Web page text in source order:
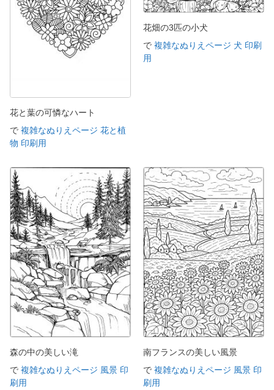
花と葉の可憐なハート
で 複雑なぬりえページ 花と植
物 印刷用
花畑の3匹の小犬
で 複雑なぬりえページ 犬 印刷
用
森の中の美しい滝
で 複雑なぬりえページ 風景 印
刷用
南フランスの美しい風景
で 複雑なぬりえページ 風景 印
刷用